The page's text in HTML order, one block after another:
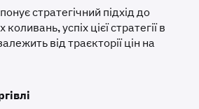
стратегічний підхід до
успіх цієї стратегії в
від траєкторії цін на